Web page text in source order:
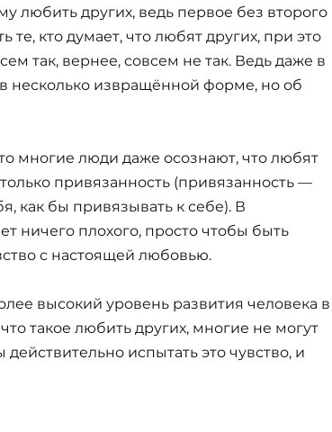
любить других, ведь первое без второго
те, кто думает, что любят других, при это
так, вернее, совсем не так. Ведь даже в
несколько извращённой форме, но об
многие люди даже осознают, что любят
привязанность (привязанность —
как бы привязывать к себе). В
ничего плохого, просто чтобы быть
с настоящей любовью.
высокий уровень развития человека в
такое любить других, многие не могут
испытать это чувство, и